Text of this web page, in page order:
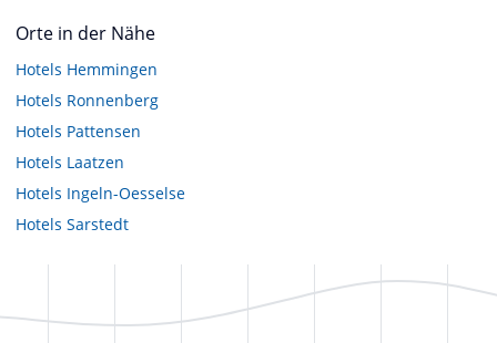
Orte in der Nähe
Hotels Hemmingen
Hotels Ronnenberg
Hotels Pattensen
Hotels Laatzen
Hotels Ingeln-Oesselse
Hotels Sarstedt